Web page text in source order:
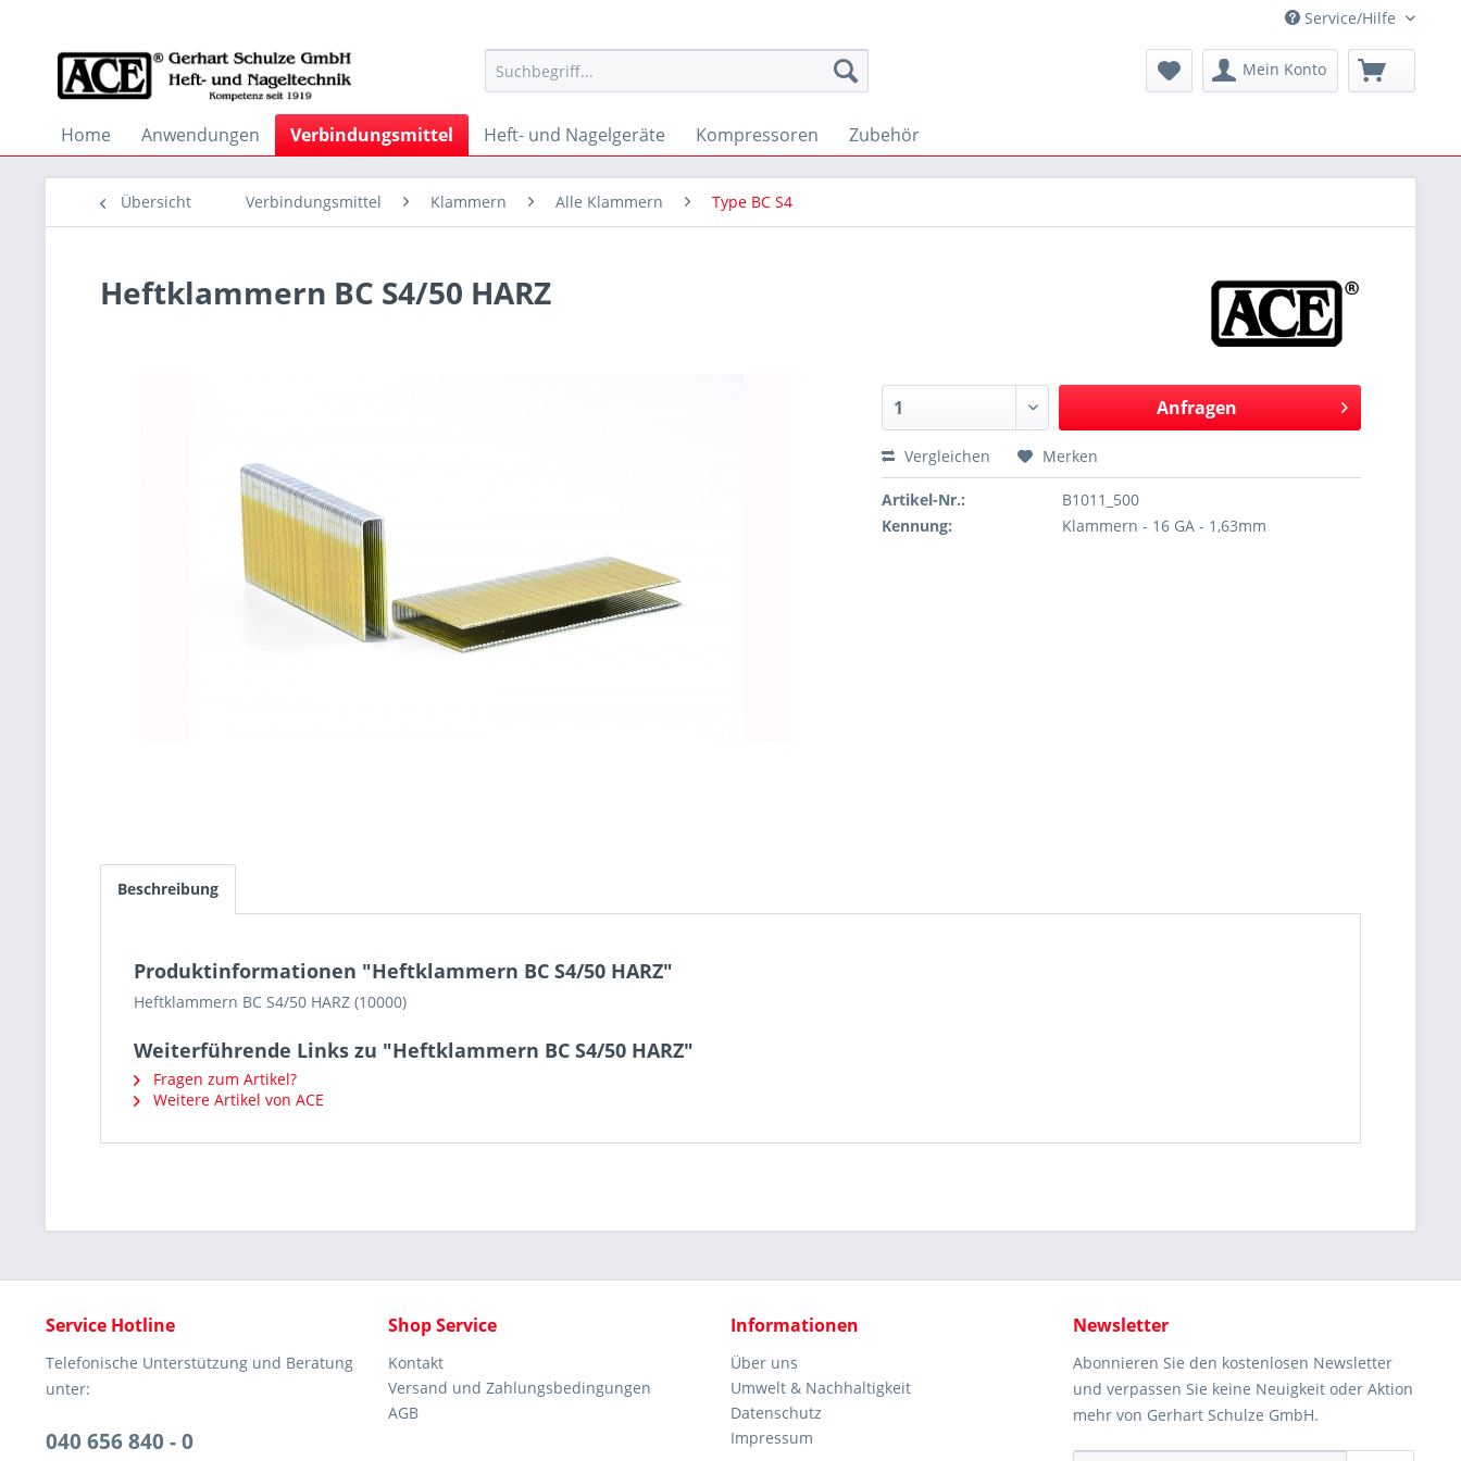
Service/Hilfe
Mein Konto
Home Anwendungen Verbindungsmittel Heft- und Nagelgeräte Kompressoren Zubehör
Übersicht Verbindungsmittel Klammern Alle Klammern Type BC S4
Heftklammern BC S4/50 HARZ
Anfragen
Vergleichen Merken
Artikel-Nr.:
B1011_500
Kennung:
Klammern - 16 GA - 1,63mm
Beschreibung
Produktinformationen "Heftklammern BC S4/50 HARZ"
Heftklammern BC S4/50 HARZ (10000)
Weiterführende Links zu "Heftklammern BC S4/50 HARZ"
Fragen zum Artikel?
Weitere Artikel von ACE
Service Hotline
Telefonische Unterstützung und Beratung
unter:
040 656 840 - 0
Shop Service
Kontakt
Versand und Zahlungsbedingungen
AGB
Informationen
Über uns
Umwelt & Nachhaltigkeit
Datenschutz
Impressum
Newsletter
Abonnieren Sie den kostenlosen Newsletter
und verpassen Sie keine Neuigkeit oder Aktion
mehr von Gerhart Schulze GmbH.